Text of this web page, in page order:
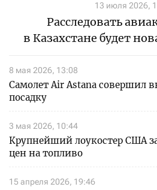
13 июля 2026,
Расследовать
в Казахстане будет
8 мая 2026, 13:08
Самолет Air Astana совершил
посадку
3 мая 2026, 10:44
Крупнейший лоукостер США
цен на топливо
15 апреля 2026, 19:46